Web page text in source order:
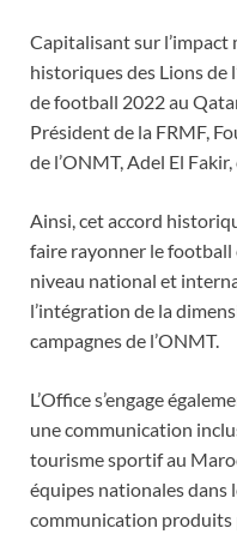
Capitalisant sur l’impact
historiques des Lions de
de football 2022 au
Président de la FRMF,
de l’ONMT, Adel El
Ainsi, cet accord
faire rayonner le
niveau national et
l’intégration de la
campagnes de l’ONMT.
L’Office s’engage
une communication
tourisme sportif au
équipes nationales dans
communication produits